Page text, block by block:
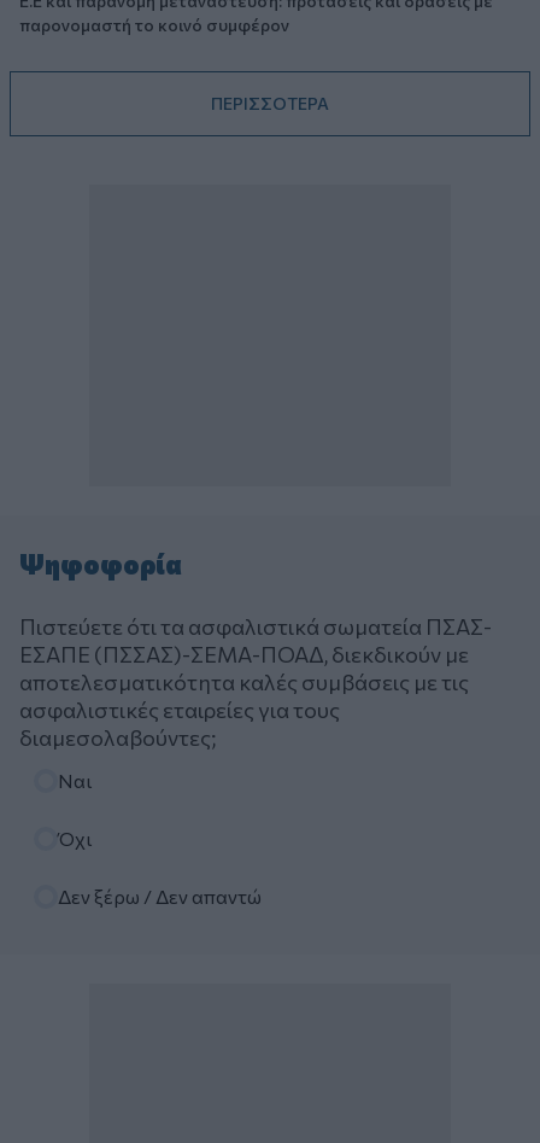
παρονομαστή το κοινό συμφέρον
ΠΕΡΙΣΣΟΤΕΡΑ
Ψηφοφορία
Πιστεύετε ότι τα ασφαλιστικά σωματεία ΠΣΑΣ-
ΕΣΑΠΕ (ΠΣΣΑΣ)-ΣΕΜΑ-ΠΟΑΔ, διεκδικούν με
αποτελεσματικότητα καλές συμβάσεις με τις
ασφαλιστικές εταιρείες για τους
διαμεσολαβούντες;
Ναι
Όχι
Δεν ξέρω / Δεν απαντώ